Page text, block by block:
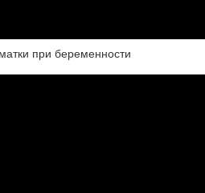
при беременности